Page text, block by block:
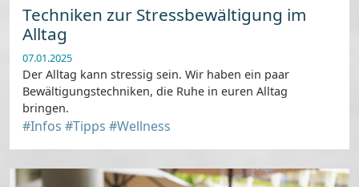
Techniken zur Stressbewältigung im
Alltag
07.01.2025
Der Alltag kann stressig sein. Wir haben ein paar
Bewältigungstechniken, die Ruhe in euren Alltag
bringen.
#Infos #Tipps #Wellness